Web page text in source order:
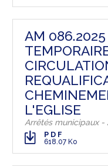
AM 086.2025
L'EGLISE
Arrêtés municipaux
PDF
618.07 Ko